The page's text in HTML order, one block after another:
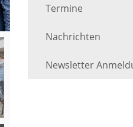
Termine
Nachrichten
Newsletter